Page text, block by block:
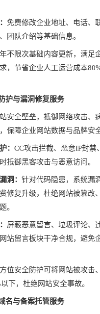
免费修改企业地址、电话、
团队介绍等基础信息。
不限次基础内容更新，满足
，节省企业人工运营成本
护与漏洞修复服务
安全壁垒，抵御网络攻击、
保障企业网站数据与品牌安
：CC攻击拦截、恶意IP封禁
抵御黑客攻击与恶意访问。
洞：针对代码隐患，系统漏
修复升级，杜绝网站被篡改
。
屏蔽恶意留言、垃圾评论、
站留言板块干净合规，避免
位安全防护可将网站被攻击
下，杜绝网站安全事故。
名与备案托管服务